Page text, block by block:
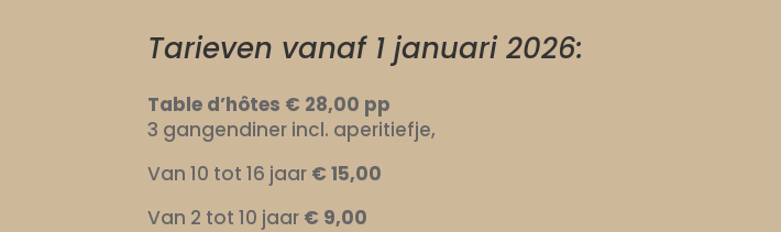
Tarieven vanaf 1 januari 2026:
Table d’hôtes € 28,00 pp
3 gangendiner incl. aperitiefje,
Van 10 tot 16 jaar € 15,00
Van 2 tot 10 jaar € 9,00